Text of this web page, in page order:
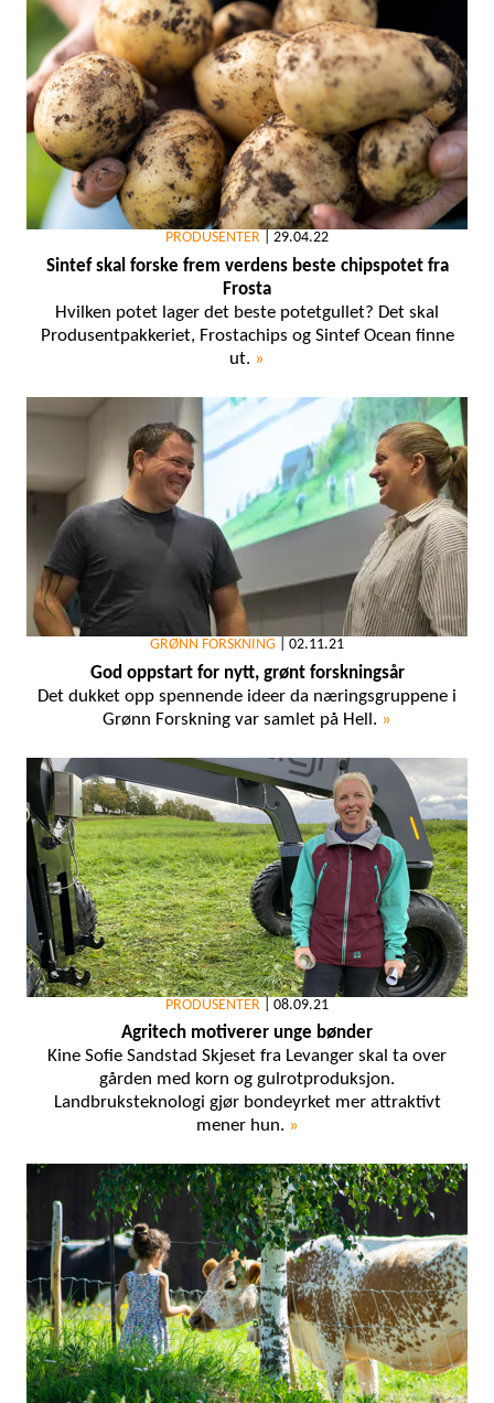
PRODUSENTER 29.04.22
Sintef skal forske frem verdens beste chipspotet fra
Frosta
Hvilken potet lager det beste potetgullet? Det skal
Produsentpakkeriet, Frostachips og Sintef Ocean finne
ut. »
GRØNN FORSKNING 02.11.21
God oppstart for nytt, grønt forskningsår
Det dukket opp spennende ideer da næringsgruppene i
Grønn Forskning var samlet på Hell. »
PRODUSENTER 08.09.21
Agritech motiverer unge bønder
Kine Sofie Sandstad Skjeset fra Levanger skal ta over
gården med korn og gulrotproduksjon.
Landbruksteknologi gjør bondeyrket mer attraktivt
mener hun. »